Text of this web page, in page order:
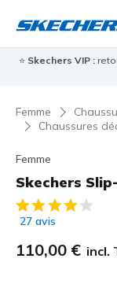
⭐ Skechers VIP :
Femme
Chaussures
Femme
Skechers
Évaluation client
27 avis
110,00 € incl.